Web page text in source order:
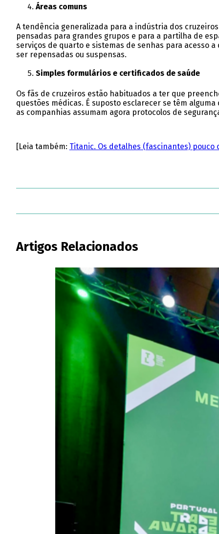
Áreas comuns
A tendência generalizada para a indústria dos
pensadas para grandes grupos e para a partilha de
serviços de quarto e sistemas de senhas para acesso
ser repensadas ou suspensas.
Simples formulários e certificados de saúde
Os fãs de cruzeiros estão habituados a ter que
questões médicas. É suposto esclarecer se têm
as companhias assumam agora protocolos de
[Leia também: Titanic. Os detalhes (fascinantes)
Artigos Relacionados